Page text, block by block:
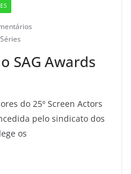
Séries
SAG Awards
do 25º Screen Actors
pelo sindicato dos
os